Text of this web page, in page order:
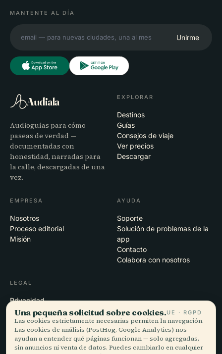
MANTENTE AL DÍA
Unirme
Audiala
Audioguías para cómo
paseas de verdad —
documentadas con
honestidad, narradas para
la calle, descargadas de una
vez.
EXPLORAR
Destinos
Guías
Consejos de viaje
Ver precios
Descargar
EMPRESA
Nosotros
Proceso editorial
Misión
AYUDA
Soporte
Solución de problemas de la
app
Contacto
Colabora con nosotros
LEGAL
Privacidad
Términos
Configuración de cookies
Eliminar cuenta
Una pequeña solicitud sobre cookies.UE · RGPD
Las cookies estrictamente necesarias permiten la navegación.
Las cookies de análisis (PostHog, Google Analytics) nos
ayudan a entender qué páginas funcionan — solo agregadas,
sin anuncios ni venta de datos. Puedes cambiarlo en cualquier